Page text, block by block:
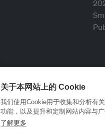
关于本网站上的 Cookie
我们使用Cookie用于收集和分析有
功能，以及提升和定制网站内容与
了解更多